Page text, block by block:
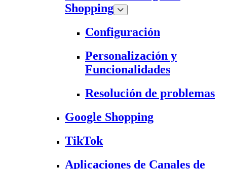
Shopping
Configuración
Personalización y
Funcionalidades
Resolución de problemas
Google Shopping
TikTok
Aplicaciones de Canales de